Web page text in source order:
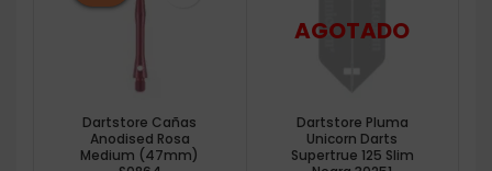
Dartstore Cañas
Anodised Rosa
Medium (47mm)
Dartstore Pluma
Unicorn Darts
Supertrue 125 Slim